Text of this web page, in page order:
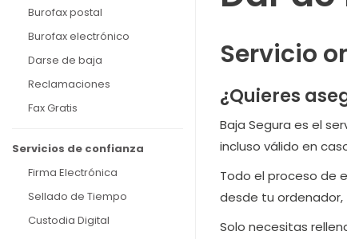
Burofax postal
Burofax electrónico
Darse de baja
Reclamaciones
Fax Gratis
Servicios de confianza
Firma Electrónica
Sellado de Tiempo
Custodia Digital
Servicio
¿Quieres
Baja Segura es el
incluso válido en
Todo el proceso de
desde tu
Solo necesitas